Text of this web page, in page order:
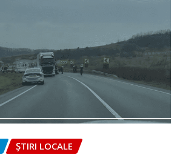
ȘTIRI LOCALE